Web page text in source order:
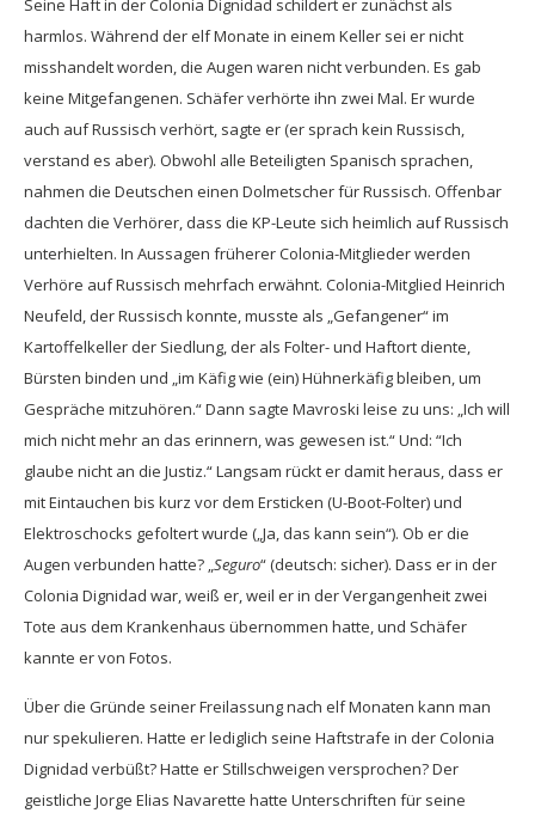
Seine Haft in der Colonia Dignidad schildert er zunächst als
harmlos. Während der elf Monate in einem Keller sei er nicht
misshandelt worden, die Augen waren nicht verbunden. Es gab
keine Mitgefangenen. Schäfer verhörte ihn zwei Mal. Er wurde
auch auf Russisch verhört, sagte er (er sprach kein Russisch,
verstand es aber). Obwohl alle Beteiligten Spanisch sprachen,
nahmen die Deutschen einen Dolmetscher für Russisch. Offenbar
dachten die Verhörer, dass die KP-Leute sich heimlich auf Russisch
unterhielten. In Aussagen früherer Colonia-Mitglieder werden
Verhöre auf Russisch mehrfach erwähnt. Colonia-Mitglied Heinrich
Neufeld, der Russisch konnte, musste als „Gefangener“ im
Kartoffelkeller der Siedlung, der als Folter- und Haftort diente,
Bürsten binden und „im Käfig wie (ein) Hühnerkäfig bleiben, um
Gespräche mitzuhören.“ Dann sagte Mavroski leise zu uns: „Ich will
mich nicht mehr an das erinnern, was gewesen ist.“ Und: “Ich
glaube nicht an die Justiz.“ Langsam rückt er damit heraus, dass er
mit Eintauchen bis kurz vor dem Ersticken (U-Boot-Folter) und
Elektroschocks gefoltert wurde („Ja, das kann sein“). Ob er die
Augen verbunden hatte? „Seguro“ (deutsch: sicher). Dass er in der
Colonia Dignidad war, weiß er, weil er in der Vergangenheit zwei
Tote aus dem Krankenhaus übernommen hatte, und Schäfer
kannte er von Fotos.
Über die Gründe seiner Freilassung nach elf Monaten kann man
nur spekulieren. Hatte er lediglich seine Haftstrafe in der Colonia
Dignidad verbüßt? Hatte er Stillschweigen versprochen? Der
geistliche Jorge Elias Navarette hatte Unterschriften für seine